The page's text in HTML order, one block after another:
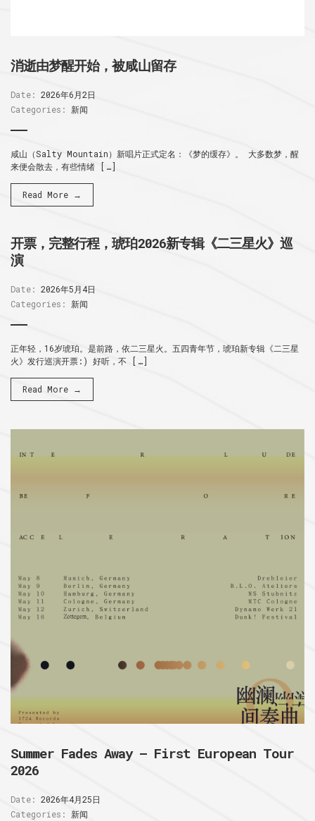
消逝由梦醒开始，被咸山留存
Date: 2026年6月2日
Categories:
新闻
咸山（Salty Mountain）新唱片正式定名：《梦的缓存》。 大多数梦，醒
来便会散去，有些情绪 […]
Read More →
开票，完整行程，琥珀2026新专辑《二三星火》巡
演
Date: 2026年5月4日
Categories:
新闻
正年轻，16岁琥珀。是前路，依二三星火。五四青年节，琥珀新专辑《二三星
火》发行巡演开票:) 好听，不 […]
Read More →
Summer Fades Away – First European Tour
2026
Date: 2026年4月25日
Categories:
新闻